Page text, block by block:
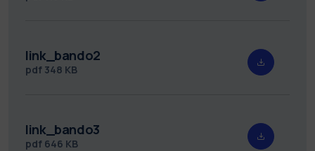
link_bando2
pdf 348 KB
link_bando3
pdf 646 KB